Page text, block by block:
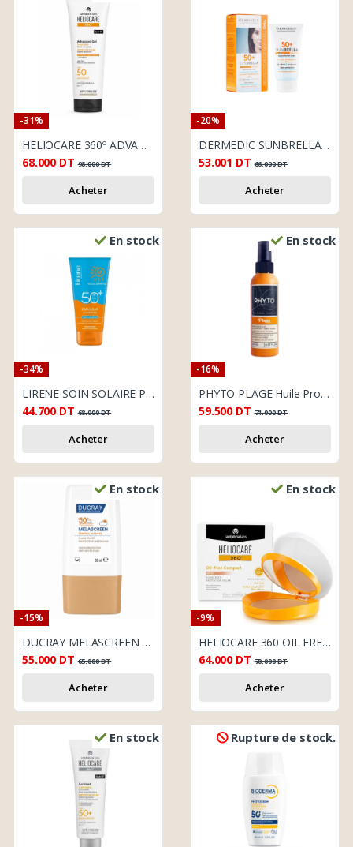
-31%
HELIOCARE 360º ADVANCED GEL SPF50 POUR TOUTE LA FAMILLE 250 ML
68.000 DT 98.000DT
Acheter
-20%
DERMEDIC SUNBRELLA SPF50+ (40 ML) – FLUIDE MATIFIANT ANTI-BRILLANCE INVISIBLE
53.001 DT 66.000DT
Acheter
En stock
-34%
LIRENE SOIN SOLAIRE PROTECTEUR SPF50+ 175 ML
44.700 DT 68.000DT
Acheter
En stock
-16%
PHYTO PLAGE Huile Protectrice Cheveux – 100 ml
59.500 DT 71.000DT
Acheter
En stock
-15%
DUCRAY MELASCREEN FLUIDE TEINTÉ SPF50+ 30ML
55.000 DT 65.000DT
Acheter
En stock
-9%
HELIOCARE 360 OIL FREE COMPACR BEIGE SPF50+
64.000 DT 70.000DT
Acheter
En stock Rupture de stock.